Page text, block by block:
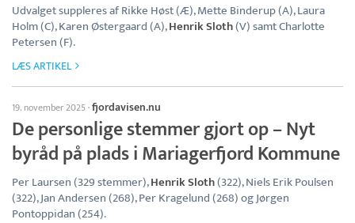
Udvalget suppleres af Rikke Høst (Æ), Mette Binderup (A), Laura
Holm (C), Karen Østergaard (A),Henrik Sloth(V) samt Charlotte
Petersen (F).
LÆS ARTIKEL
19. november 2025·fjordavisen.nu
De personlige stemmer gjort op – Nyt
byråd på plads i Mariagerfjord Kommune
Per Laursen (329 stemmer),Henrik Sloth(322), Niels Erik Poulsen
(322), Jan Andersen (268), Per Kragelund (268) og Jørgen
Pontoppidan (254).